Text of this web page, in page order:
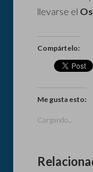
llevarse el
Compártelo:
Me gusta esto:
Cargando...